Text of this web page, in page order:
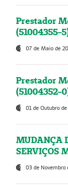
Prestador
(51004355-
07 de Maio de
Prestador
(51004352-
01 de Outubro
MUDANÇA
SERVIÇOS
03 de Novembro